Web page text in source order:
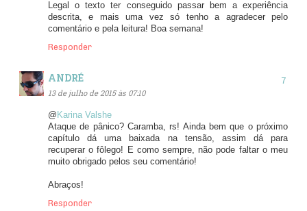
Legal o texto ter conseguido passar bem a experiência
descrita, e mais uma vez só tenho a agradecer pelo
comentário e pela leitura! Boa semana!
Responder
ANDRÉ
13 de julho de 2015 às 07:10
@ Karina Valshe
Ataque de pânico? Caramba, rs! Ainda bem que o próximo
capítulo dá uma baixada na tensão, assim dá para
recuperar o fôlego! E como sempre, não pode faltar o meu
muito obrigado pelos seu comentário!
Abraços!
Responder